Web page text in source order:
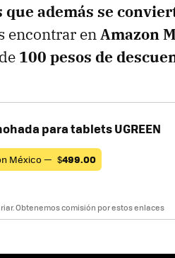
además se
encontrar enAmazon
100 pesos de
para tablets UGREEN
México — $499.00
Obtenemos comisión por estos enlaces